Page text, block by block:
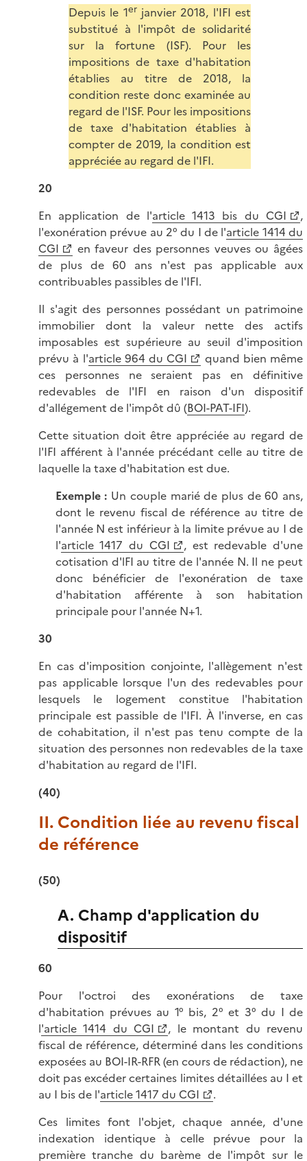
Depuis le 1erjanvier 2018, l'IFI est
substitué à l'impôt de solidarité
sur la fortune (ISF). Pour les
impositions de taxe d'habitation
établies au titre de 2018, la
condition reste donc examinée au
regard de l'ISF. Pour les impositions
de taxe d'habitation établies à
compter de 2019, la condition est
appréciée au regard de l'IFI.
20
En application de l'article 1413 bis du CGI
,
l'exonération prévue au 2° du I de l'article 1414 du
CGI
en faveur des personnes veuves ou âgées
de plus de 60 ans n'est pas applicable aux
contribuables passibles de l'IFI.
Il s'agit des personnes possédant un patrimoine
immobilier dont la valeur nette des actifs
imposables est supérieure au seuil d'imposition
prévu à l'article 964 du CGI
quand bien même
ces personnes ne seraient pas en définitive
redevables de l'IFI en raison d'un dispositif
d'allégement de l'impôt dû (BOI-PAT-IFI).
Cette situation doit être appréciée au regard de
l'IFI afférent à l'année précédant celle au titre de
laquelle la taxe d'habitation est due.
Exemple : Un couple marié de plus de 60 ans,
dont le revenu fiscal de référence au titre de
l'année N est inférieur à la limite prévue au I de
l'article 1417 du CGI
, est redevable d'une
cotisation d'lFI au titre de l'année N. Il ne peut
donc bénéficier de l'exonération de taxe
d'habitation afférente à son habitation
principale pour l'année N+1.
30
En cas d'imposition conjointe, l'allègement n'est
pas applicable lorsque l'un des redevables pour
lesquels le logement constitue l'habitation
principale est passible de l'IFI. À l'inverse, en cas
de cohabitation, il n'est pas tenu compte de la
situation des personnes non redevables de la taxe
d'habitation au regard de l'IFI.
(40)
II. Condition liée au revenu fiscal
de référence
(50)
A. Champ d'application du
dispositif
60
Pour l'octroi des exonérations de taxe
d'habitation prévues au 1° bis, 2° et 3° du I de
l'article 1414 du CGI
, le montant du revenu
fiscal de référence, déterminé dans les conditions
exposées au BOI-IR-RFR (en cours de rédaction), ne
doit pas excéder certaines limites détaillées au I et
au I bis de l'article 1417 du CGI
.
Ces limites font l'objet, chaque année, d'une
indexation identique à celle prévue pour la
première tranche du barème de l'impôt sur le